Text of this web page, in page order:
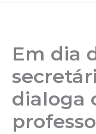
Em dia
dialoga